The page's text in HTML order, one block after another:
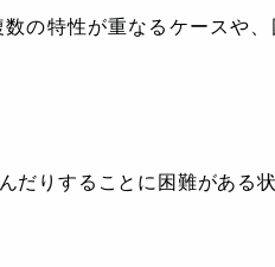
の特性が重なるケースや
だりすることに困難がある状